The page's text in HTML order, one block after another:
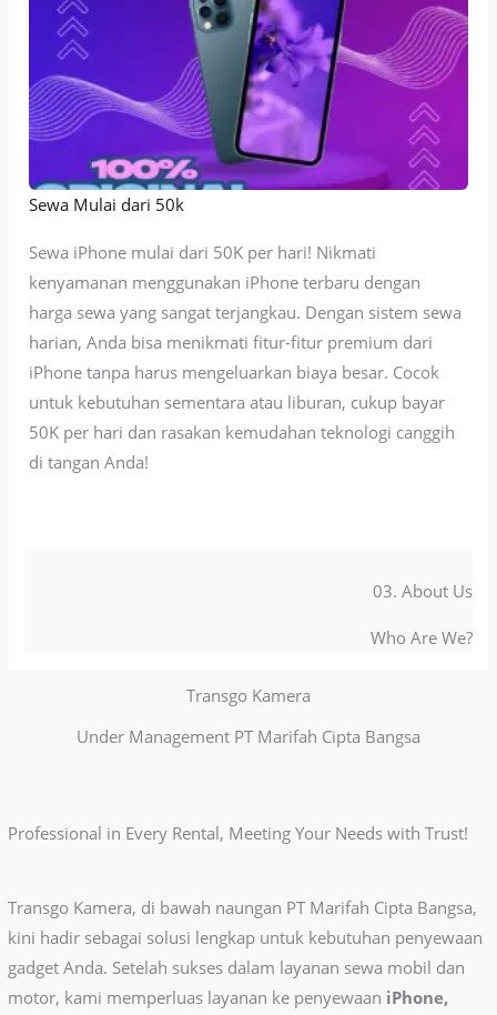
Sewa Mulai dari 50k
Sewa iPhone mulai dari 50K per hari! Nikmati
kenyamanan menggunakan iPhone terbaru dengan
harga sewa yang sangat terjangkau. Dengan sistem sewa
harian, Anda bisa menikmati fitur-fitur premium dari
iPhone tanpa harus mengeluarkan biaya besar. Cocok
untuk kebutuhan sementara atau liburan, cukup bayar
50K per hari dan rasakan kemudahan teknologi canggih
di tangan Anda!
03. About Us
Who Are We?
Transgo Kamera
Under Management PT Marifah Cipta Bangsa
Professional in Every Rental, Meeting Your Needs with Trust!
Transgo Kamera, di bawah naungan PT Marifah Cipta Bangsa,
kini hadir sebagai solusi lengkap untuk kebutuhan penyewaan
gadget Anda. Setelah sukses dalam layanan sewa mobil dan
motor, kami memperluas layanan ke penyewaan iPhone,